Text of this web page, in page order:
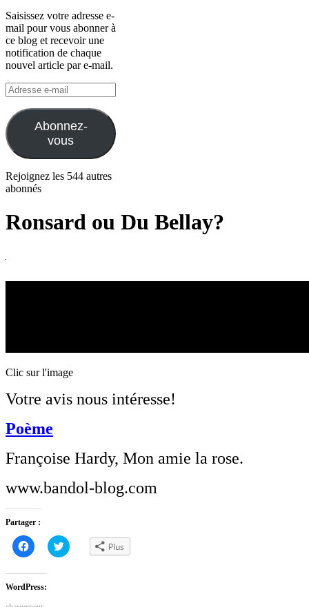
Saisissez votre adresse e-
mail pour vous abonner à
ce blog et recevoir une
notification de chaque
nouvel article par e-mail.
Adresse
e-
mail
Abonnez-
vous
Rejoignez les 544 autres
abonnés
Ronsard ou Du Bellay?
Clic sur l'image
Votre avis nous intéresse!
Poème
Françoise Hardy, Mon amie la rose.
www.bandol-blog.com
Partager :
Cliquez
pour
partager
Facebook(ouvre
dans
une
Cliquez
pour Plus
WordPress: